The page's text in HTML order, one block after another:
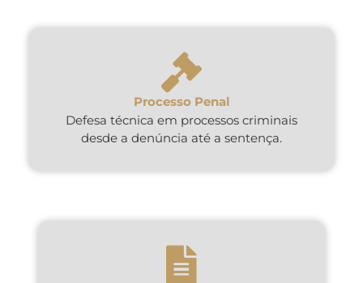
Processo Penal
Defesa técnica em processos criminais
desde a denúncia até a sentença.